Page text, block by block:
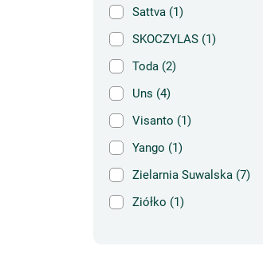
Sattva (1)
SKOCZYLAS (1)
Toda (2)
Uns (4)
Visanto (1)
Yango (1)
Zielarnia Suwalska (7)
Ziółko (1)